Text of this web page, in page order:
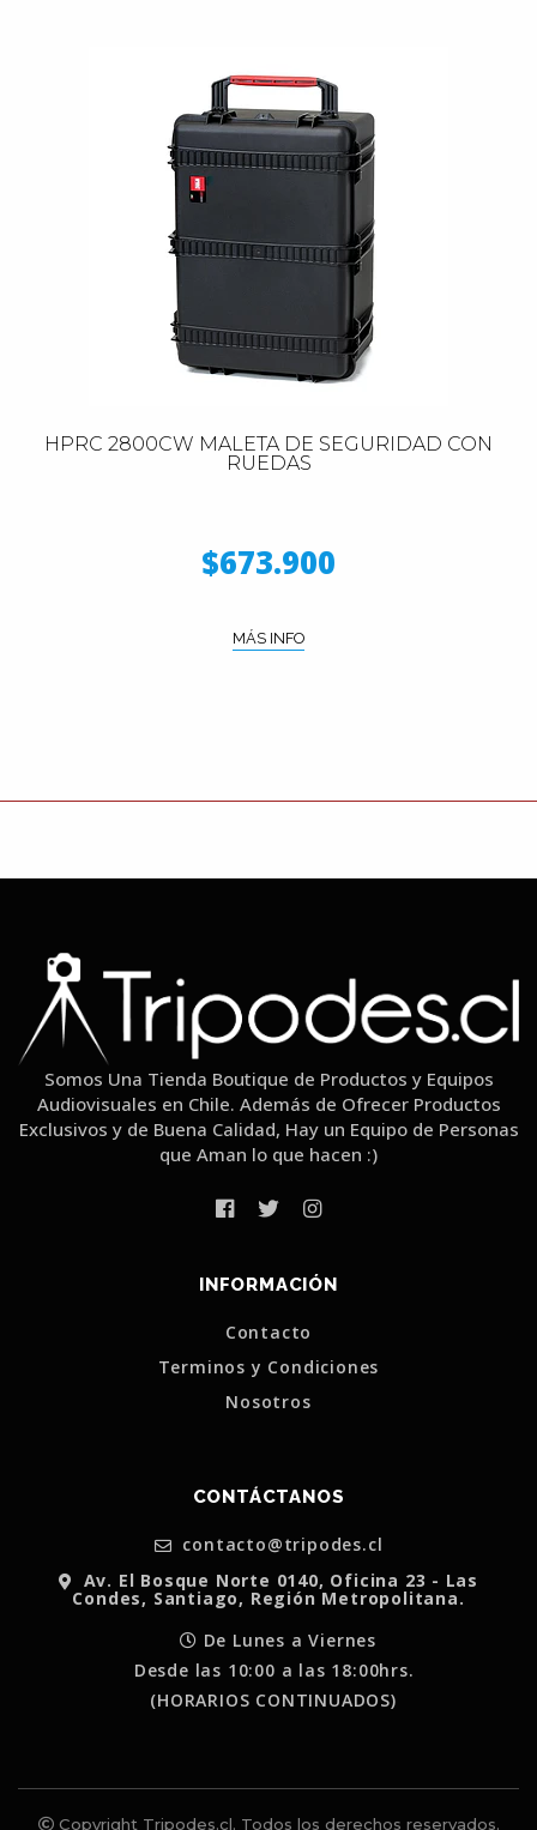
HPRC 2800CW MALETA DE SEGURIDAD CON
RUEDAS
$673.900
MÁS INFO
Somos Una Tienda Boutique de Productos y Equipos
Audiovisuales en Chile. Además de Ofrecer Productos
Exclusivos y de Buena Calidad, Hay un Equipo de Personas
que Aman lo que hacen :)
INFORMACIÓN
Contacto
Terminos y Condiciones
Nosotros
CONTÁCTANOS
contacto@tripodes.cl
Av. El Bosque Norte 0140, Oficina 23 - Las
Condes, Santiago, Región Metropolitana.
De Lunes a Viernes
Desde las 10:00 a las 18:00hrs.
(HORARIOS CONTINUADOS)
Copyright Tripodes.cl. Todos los derechos reservados.